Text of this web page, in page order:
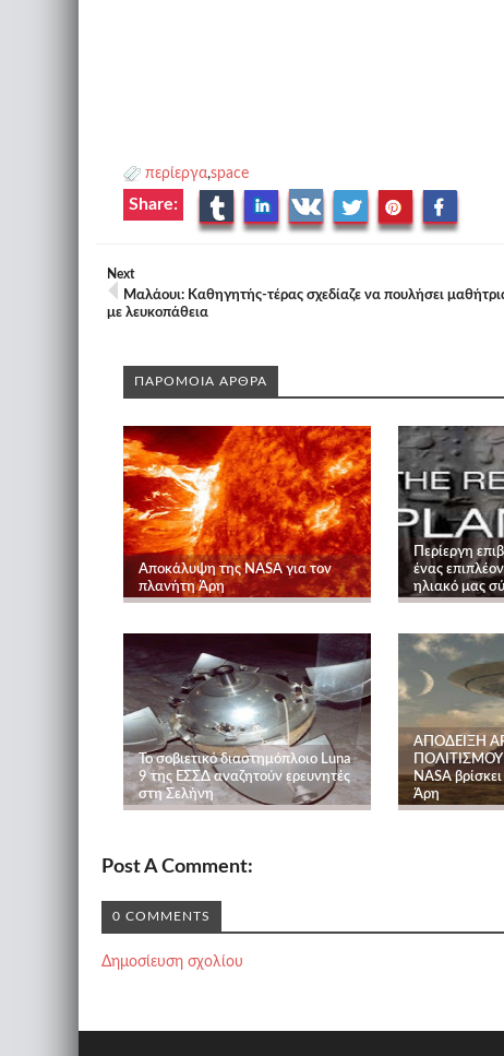
περίεργα,space
Share:
Next
Μαλάουι: Καθηγητής-τέρας σχεδίαζε να πουλήσει
με λευκοπάθεια
ΠΑΡΟΜΟΙΑ ΑΡΘΡΑ
Aποκάλυψη της NASA για τον
πλανήτη Άρη
Περίεργη
ένας
ηλιακό μας
Το σοβιετικό διαστημόπλοιο Luna
9 της ΕΣΣΔ αναζητούν ερευνητές
στη Σελήνη
ΑΠΟΔΕΙΞΗ
NASA
Άρη
Post A Comment:
0 COMMENTS
Δημοσίευση σχολίου